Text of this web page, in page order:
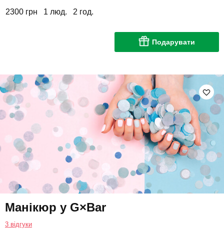
2300 грн 1 люд. 2 год.
Подарувати
Манікюр у G×Bar
3 відгуки